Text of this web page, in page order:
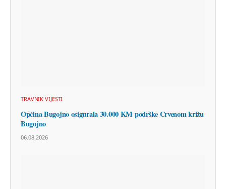
TRAVNIK VIJESTI
Općina Bugojno osigurala 30.000 KM podrške Crvenom križu
Bugojno
06.08.2026